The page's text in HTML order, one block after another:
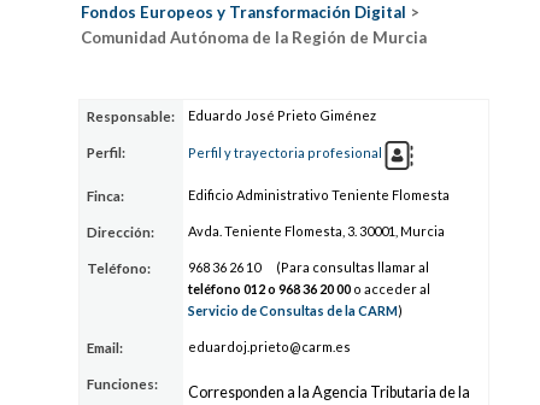
Fondos Europeos y Transformación Digital >
Comunidad Autónoma de la Región de Murcia
Responsable: Eduardo José Prieto Giménez
Perfil: Perfil y trayectoria profesional
Finca: Edificio Administrativo Teniente Flomesta
Dirección: Avda. Teniente Flomesta, 3. 30001, Murcia
Teléfono: 968 36 26 10
(Para consultas llamar al
teléfono 012 o968 36 20 00 o acceder al
Servicio de Consultas de la CARM)
Email: eduardoj.prieto@carm.es
Funciones:
Corresponden a la Agencia Tributaria de la